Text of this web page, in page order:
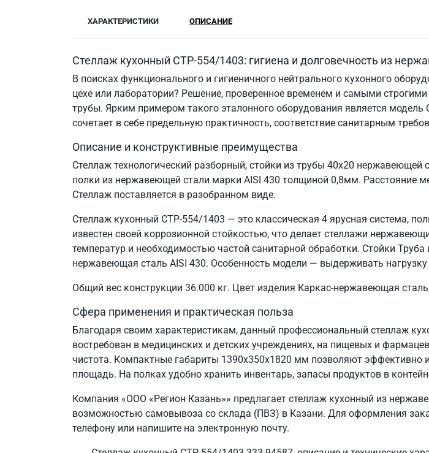
ХАРАКТЕРИСТИКИ ОПИСАНИЕ
Стеллаж кухонный СТР-554/1403: гигиена и долговечность из
В поисках функционального и гигиеничного нейтрального кухонного
цехе или лаборатории? Решение, проверенное временем и самыми
трубы. Ярким примером такого эталонного оборудования является
сочетает в себе предельную практичность, соответствие санитарным
Описание и конструктивные преимущества
Стеллаж технологический разборный, стойки из трубы 40х20
полки из нержавеющей стали марки AISI 430 толщиной 0,8мм. Расстояние
Стеллаж поставляется в разобранном виде.
Стеллаж кухонный СТР-554/1403 — это классическая 4 ярусная система,
известен своей коррозионной стойкостью, что делает стеллажи
температур и необходимостью частой санитарной обработки. Стойки
нержавеющая сталь AISI 430. Особенность модели — выдерживать
Общий вес конструкции 36.000 кг. Цвет изделия Каркас-нержавеющая
Сфера применения и практическая польза
Благодаря своим характеристикам, данный профессиональный стеллаж
востребован в медицинских и детских учреждениях, на пищевых и
чистота. Компактные габариты 1390х350х1820 мм позволяют
площадь. На полках удобно хранить инвентарь, запасы продуктов в
Компания «ООО «Регион Казань»» предлагает стеллаж кухонный из
возможностью самовывоза со склада (ПВЗ) в Казани. Для оформления
телефону или напишите на электронную почту.